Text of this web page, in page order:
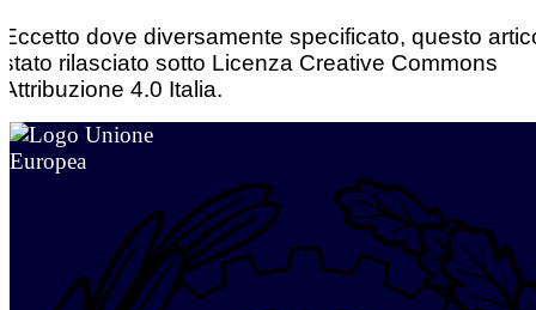
Eccetto dove diversamente specificato, questo
stato rilasciato sotto Licenza Creative Commons
Attribuzione 4.0 Italia.